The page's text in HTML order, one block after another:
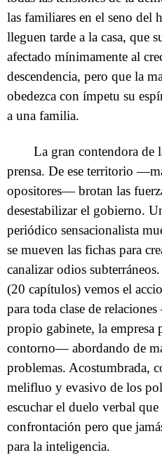
las familiares en el seno del
lleguen tarde a la casa, que
afectado mínimamente al
descendencia, pero que la
obedezca con ímpetu su
a una familia.
La gran contendora de
prensa. De ese territorio
opositores— brotan las
desestabilizar el gobierno.
periódico sensacionalista
se mueven las fichas para
canalizar odios
(20 capítulos) vemos el
para toda clase de
propio gabinete, la empresa
contorno— abordando de
problemas. Acostumbrada,
melifluo y evasivo de los
escuchar el duelo verbal
confrontación pero que
para la inteligencia.